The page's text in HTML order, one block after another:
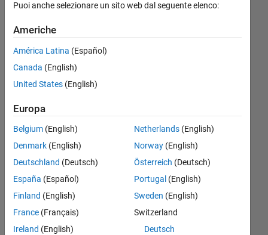
exceeded -
increase
MaxFunEvals
option.
Current
value: NaN
deepthi
b
25 Set
0
Risposte
28
Puoi anche selezionare un sito web dal seguente elenco:
Americhe
América Latina (Español)
Canada (English)
United States (English)
Europa
Belgium (English)
Denmark (English)
Deutschland (Deutsch)
España (Español)
Finland (English)
France (Français)
Ireland (English)
Netherlands(English)
Norway(English)
Österreich (Deutsch)
Portugal (English)
Sweden (English)
Switzerland
Deutsch